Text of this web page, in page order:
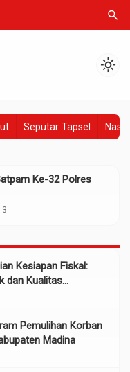
search
light_mode
Seputar Tapsel
Ke-32 Polres
Kesiapan Fiskal:
dan Kualitas
Pemulihan Korban
Madina